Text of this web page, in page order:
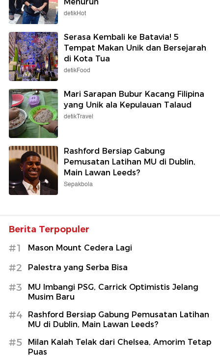
detikHot
Serasa Kembali ke Batavia! 5
Tempat Makan Unik dan Bersejarah
di Kota Tua
detikFood
Mari Sarapan Bubur Kacang Filipina
yang Unik ala Kepulauan Talaud
detikTravel
Rashford Bersiap Gabung
Pemusatan Latihan MU di Dublin,
Main Lawan Leeds?
Sepakbola
Berita Terpopuler
#1 Mason Mount Cedera Lagi
#2 Palestra yang Serba Bisa
#3
MU Imbangi PSG, Carrick Optimistis Jelang
Musim Baru
#4
Rashford Bersiap Gabung Pemusatan Latihan
MU di Dublin, Main Lawan Leeds?
#5
Milan Kalah Telak dari Chelsea, Amorim Tetap
Puas